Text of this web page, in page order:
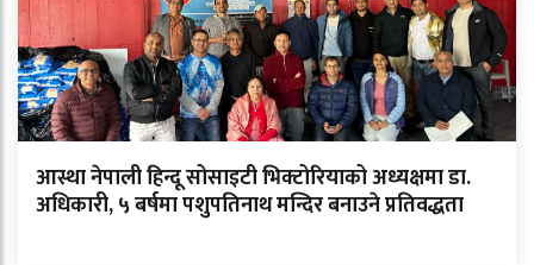
आस्था नेपाली हिन्दू सोसाइटी भिक्टोरियाको अध्यक्षमा डा.
अधिकारी, ५ बर्षमा पशुपतिनाथ मन्दिर बनाउने प्रतिवद्धता